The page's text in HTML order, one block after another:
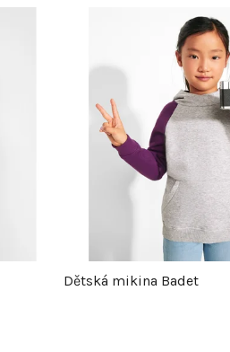
Dětská mikina Badet